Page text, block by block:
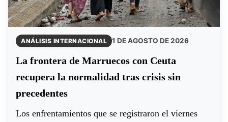
ANÁLISIS INTERNACIONAL 1 DE AGOSTO DE 2026
La frontera de Marruecos con Ceuta
recupera la normalidad tras crisis sin
precedentes
Los enfrentamientos que se registraron el viernes